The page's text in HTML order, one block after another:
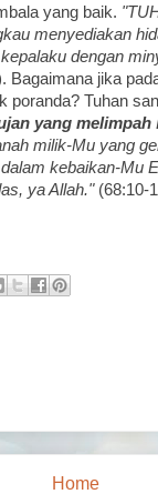
yang baik.
menyediakan
dengan
Bagaimana jika
poranda? Tuhan
yang melimpah
milik-Mu yang
kebaikan-Mu
ya Allah."(68:10-
Home